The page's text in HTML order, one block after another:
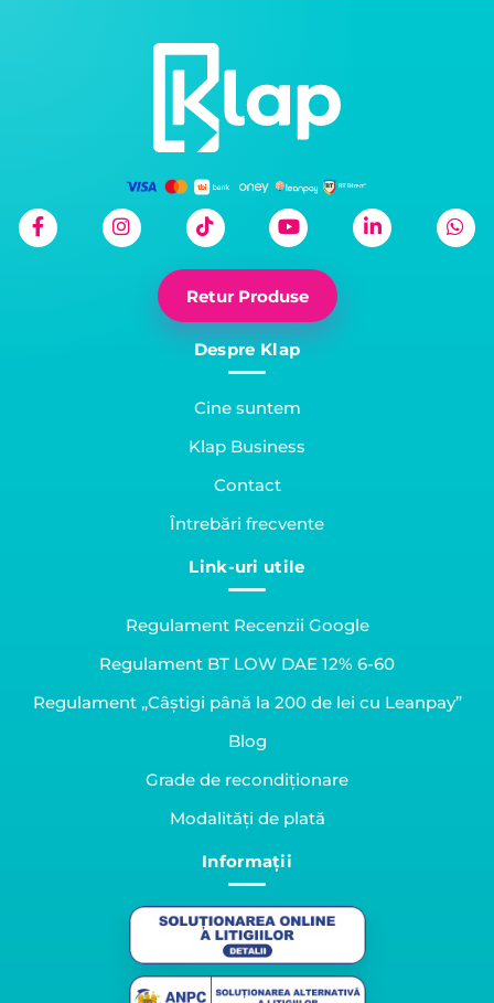
Retur Produse
Despre Klap
Cine suntem
Klap Business
Contact
Întrebări frecvente
Link-uri utile
Regulament Recenzii Google
Regulament BT LOW DAE 12% 6-60
Regulament „Câștigi până la 200 de lei cu Leanpay”
Blog
Grade de recondiționare
Modalități de plată
Informații